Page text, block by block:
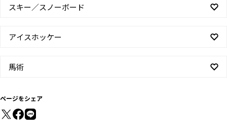
スキー／スノーボード
アイスホッケー
馬術
ページをシェア